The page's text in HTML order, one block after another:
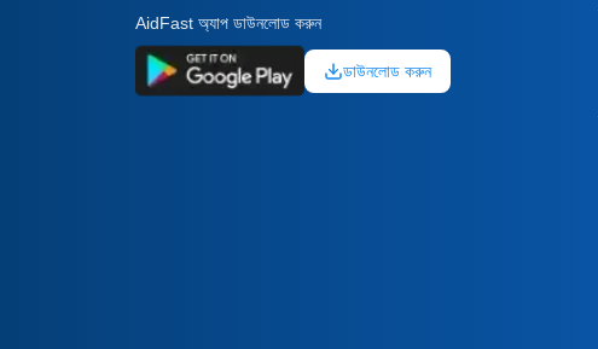
AidFast অ্যাপ ডাউনলোড করুন
ডাউনলোড করুন